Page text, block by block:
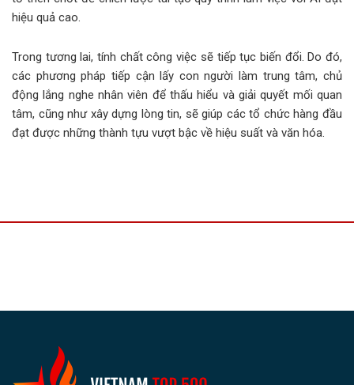
hiệu quả cao.
Trong tương lai, tính chất công việc sẽ tiếp tục biến đổi. Do đó,
các phương pháp tiếp cận lấy con người làm trung tâm, chủ
động lắng nghe nhân viên để thấu hiểu và giải quyết mối quan
tâm, cũng như xây dựng lòng tin, sẽ giúp các tổ chức hàng đầu
đạt được những thành tựu vượt bậc về hiệu suất và văn hóa.